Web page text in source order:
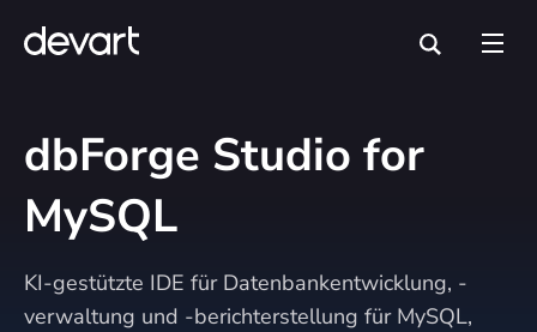
dbForge Studio for
MySQL
KI-gestützte IDE für Datenbankentwicklung, -
verwaltung und -berichterstellung für MySQL,